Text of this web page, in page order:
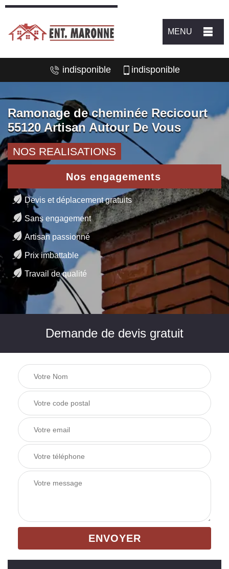
MENU
indisponible indisponible
Ramonage de cheminée Recicourt
55120 Artisan Autour De Vous
NOS REALISATIONS
Nos engagements
Devis et déplacement gratuits
Sans engagement
Artisan passionné
Prix imbattable
Travail de qualité
Demande de devis gratuit